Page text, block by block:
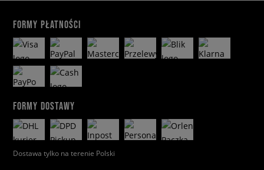
FORMY PŁATNOŚCI
FORMY DOSTAWY
Dostawa tylko na terenie Polski